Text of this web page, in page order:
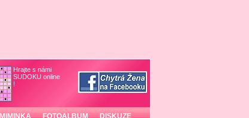
Hrajte s námi
SUDOKU online
!
MIMINKA FOTOALBUM DISKUZE